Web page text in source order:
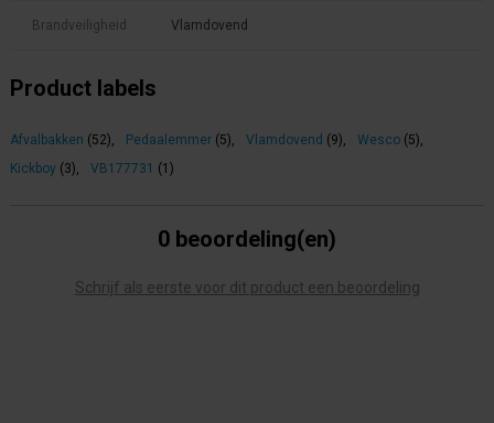
Brandveiligheid Vlamdovend
Product labels
Afvalbakken (52), Pedaalemmer (5), Vlamdovend (9), Wesco (5),
Kickboy (3), VB177731 (1)
0 beoordeling(en)
Schrijf als eerste voor dit product een beoordeling